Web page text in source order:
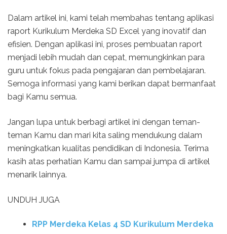
Dalam artikel ini, kami telah membahas tentang aplikasi
raport Kurikulum Merdeka SD Excel yang inovatif dan
efisien. Dengan aplikasi ini, proses pembuatan raport
menjadi lebih mudah dan cepat, memungkinkan para
guru untuk fokus pada pengajaran dan pembelajaran.
Semoga informasi yang kami berikan dapat bermanfaat
bagi Kamu semua.
Jangan lupa untuk berbagi artikel ini dengan teman-
teman Kamu dan mari kita saling mendukung dalam
meningkatkan kualitas pendidikan di Indonesia. Terima
kasih atas perhatian Kamu dan sampai jumpa di artikel
menarik lainnya.
UNDUH JUGA
RPP Merdeka Kelas 4 SD Kurikulum Merdeka